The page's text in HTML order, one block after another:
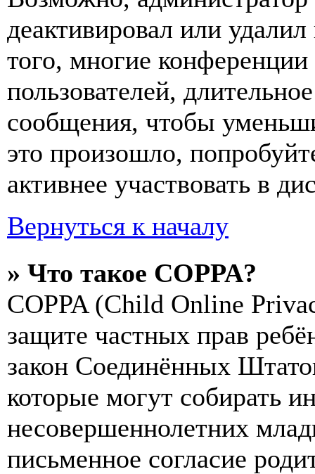
деактивировал или
того, многие
пользователей,
сообщения, чтобы
это произошло,
активнее участвовать в
Вернуться к началу
» Что такое COPPA?
COPPA (Child Online
защите частных прав
закон Соединённых
которые могут собирать
несовершеннолетних
письменное согласие